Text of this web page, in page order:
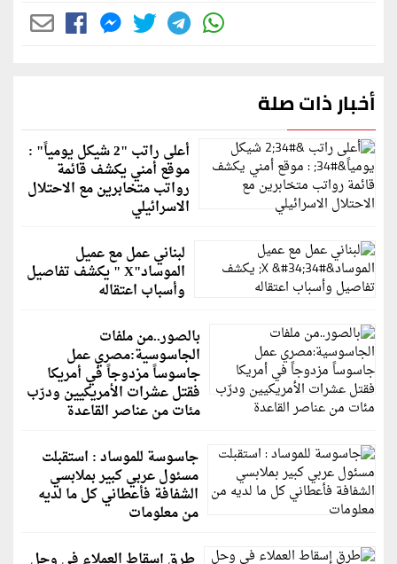
أخبار ذات صلة
أعلى راتب "2 شيكل يومياً" :
موقع أمني يكشف قائمة
رواتب متخابرين مع الاحتلال
الاسرائيلي
لبناني عمل مع عميل
الموساد"X " يكشف تفاصيل
وأسباب اعتقاله
بالصور..من ملفات
الجاسوسية:مصري عمل
جاسوساً مزدوجاً في أمريكا
فقتل عشرات الأمريكيين ودرّب
مئات من عناصر القاعدة
جاسوسة للموساد : استقبلت
مسئول عربي كبير بملابسي
الشفافة فأعطاني كل ما لديه
من معلومات